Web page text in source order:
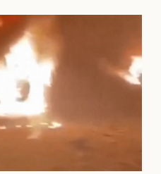
Thị trường
Giá vàng